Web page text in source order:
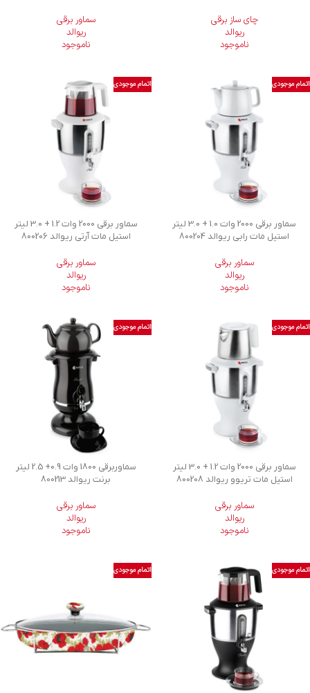
چای ساز برقی
ریوالد
ناموجود
سماور برقی
ریوالد
ناموجود
اتمام موجودی
سماور برقی 2000 وات 1.0 + 3.0 لیتر
استیل مات رابی ریوالد 800204
سماور برقی
ریوالد
ناموجود
اتمام موجودی
سماور برقی 2000 وات 1.2 + 3.0 لیتر
استیل مات آرتی ریوالد 800206
سماور برقی
ریوالد
ناموجود
اتمام موجودی
سماور برقی 2000 وات 1.2 + 3.0 لیتر
استیل مات تریوو ریوالد 800208
سماور برقی
ریوالد
ناموجود
اتمام موجودی
سماوربرقی 1800 وات 0.9+ 2.5 لیتر
برنت ریوالد 800213
سماور برقی
ریوالد
ناموجود
اتمام موجودی اتمام موجودی